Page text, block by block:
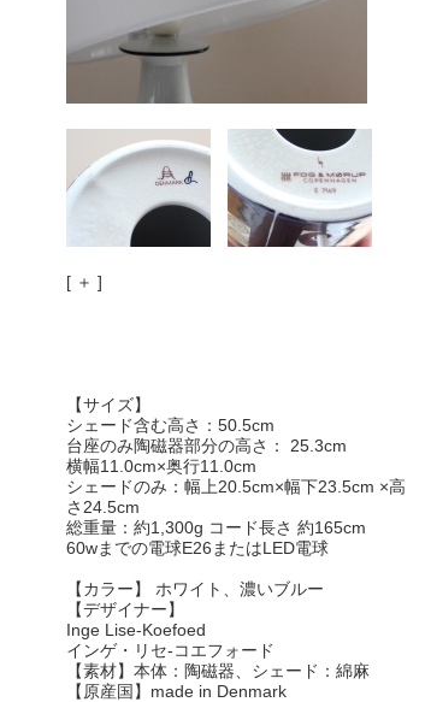
[ ＋ ]
【サイズ】
シェード含む高さ：50.5cm
台座のみ陶磁器部分の高さ： 25.3cm
横幅11.0cm×奥行11.0cm
シェードのみ：幅上20.5cm×幅下23.5cm ×高
さ24.5cm
総重量：約1,300g コード長さ 約165cm
60wまでの電球E26またはLED電球
【カラー】 ホワイト、濃いブルー
【デザイナー】
Inge Lise-Koefoed
インゲ・リセ-コエフォード
【素材】本体：陶磁器、シェード：綿麻
【原産国】made in Denmark